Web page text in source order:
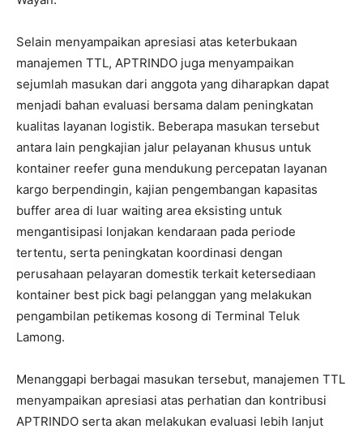
Selain menyampaikan apresiasi atas keterbukaan
manajemen TTL, APTRINDO juga menyampaikan
sejumlah masukan dari anggota yang diharapkan dapat
menjadi bahan evaluasi bersama dalam peningkatan
kualitas layanan logistik. Beberapa masukan tersebut
antara lain pengkajian jalur pelayanan khusus untuk
kontainer reefer guna mendukung percepatan layanan
kargo berpendingin, kajian pengembangan kapasitas
buffer area di luar waiting area eksisting untuk
mengantisipasi lonjakan kendaraan pada periode
tertentu, serta peningkatan koordinasi dengan
perusahaan pelayaran domestik terkait ketersediaan
kontainer best pick bagi pelanggan yang melakukan
pengambilan petikemas kosong di Terminal Teluk
Lamong.
Menanggapi berbagai masukan tersebut, manajemen TTL
menyampaikan apresiasi atas perhatian dan kontribusi
APTRINDO serta akan melakukan evaluasi lebih lanjut